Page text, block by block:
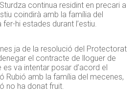
continua residint en precari a
coindirà amb la família del
hi estades durant l’estiu.
ja de la resolució del Protectorat
el contracte de lloguer de
va intentar posar d’acord el
Rubió amb la família del mecenes,
no ha donat fruit.